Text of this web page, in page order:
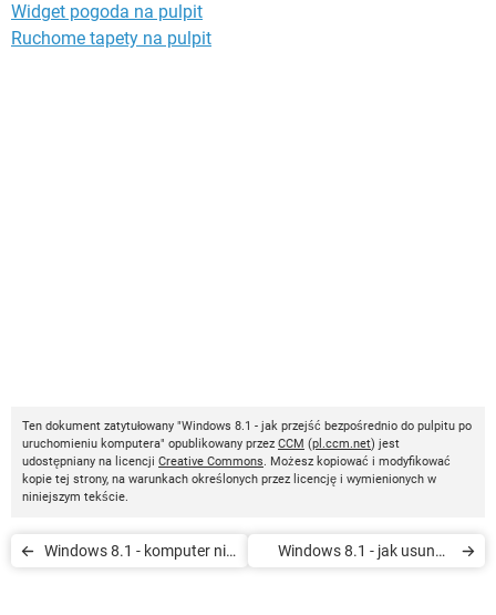
Widget pogoda na pulpit
Ruchome tapety na pulpit
Ten dokument zatytułowany "Windows 8.1 - jak przejść bezpośrednio do pulpitu po
uruchomieniu komputera" opublikowany przez CCM (pl.ccm.net) jest
udostępniany na licencji Creative Commons. Możesz kopiować i modyfikować
kopie tej strony, na warunkach określonych przez licencję i wymienionych w
niniejszym tekście.
Windows 8.1 - komputer nie
Windows 8.1 - jak usunąć